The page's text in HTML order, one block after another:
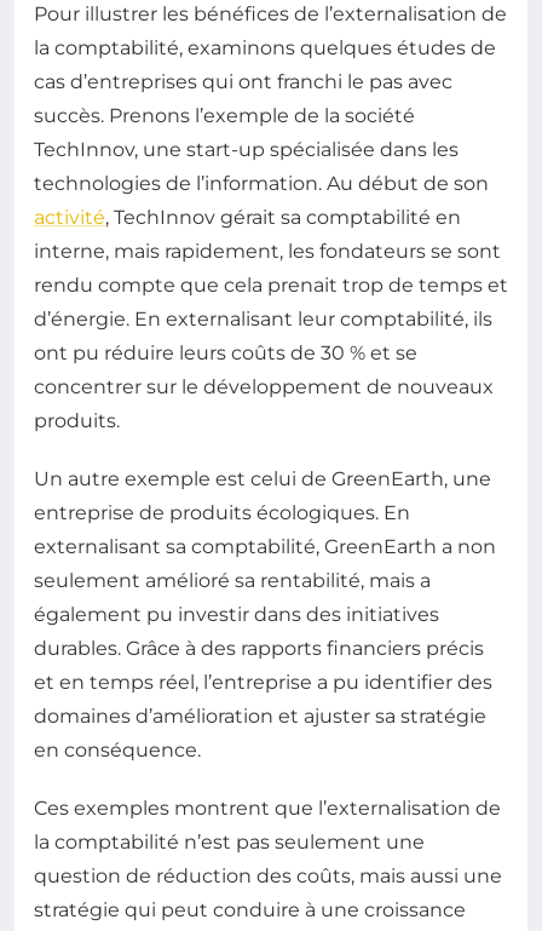
Pour illustrer les bénéfices de l’externalisation de
la comptabilité, examinons quelques études de
cas d’entreprises qui ont franchi le pas avec
succès. Prenons l’exemple de la société
TechInnov, une start-up spécialisée dans les
technologies de l’information. Au début de son
activité, TechInnov gérait sa comptabilité en
interne, mais rapidement, les fondateurs se sont
rendu compte que cela prenait trop de temps et
d’énergie. En externalisant leur comptabilité, ils
ont pu réduire leurs coûts de 30 % et se
concentrer sur le développement de nouveaux
produits.
Un autre exemple est celui de GreenEarth, une
entreprise de produits écologiques. En
externalisant sa comptabilité, GreenEarth a non
seulement amélioré sa rentabilité, mais a
également pu investir dans des initiatives
durables. Grâce à des rapports financiers précis
et en temps réel, l’entreprise a pu identifier des
domaines d’amélioration et ajuster sa stratégie
en conséquence.
Ces exemples montrent que l’externalisation de
la comptabilité n’est pas seulement une
question de réduction des coûts, mais aussi une
stratégie qui peut conduire à une croissance